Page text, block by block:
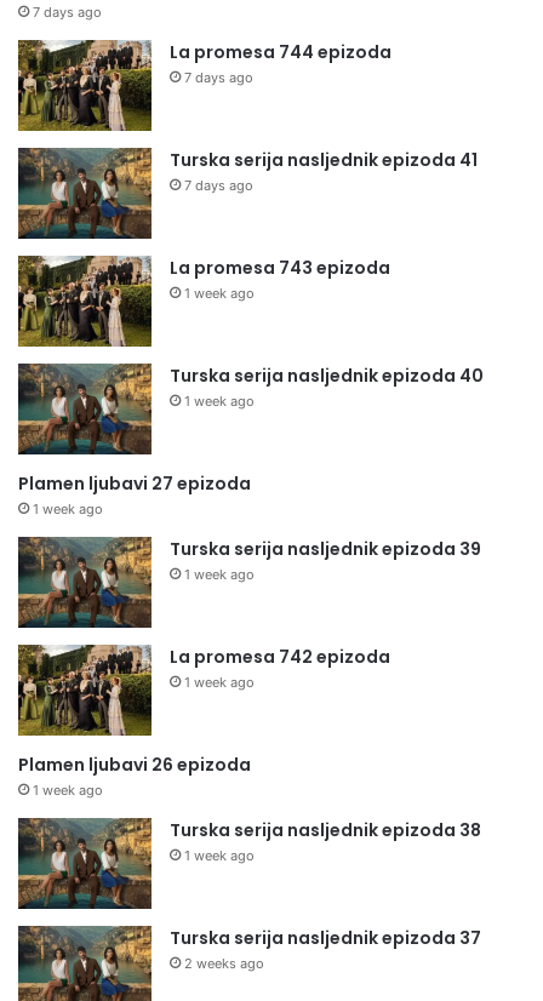
7 days ago
La promesa 744 epizoda
7 days ago
Turska serija nasljednik epizoda 41
7 days ago
La promesa 743 epizoda
1 week ago
Turska serija nasljednik epizoda 40
1 week ago
Plamen ljubavi 27 epizoda
1 week ago
Turska serija nasljednik epizoda 39
1 week ago
La promesa 742 epizoda
1 week ago
Plamen ljubavi 26 epizoda
1 week ago
Turska serija nasljednik epizoda 38
1 week ago
Turska serija nasljednik epizoda 37
2 weeks ago